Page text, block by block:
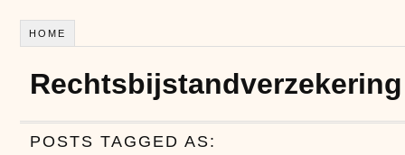
HOME
POSTS TAGGED AS: